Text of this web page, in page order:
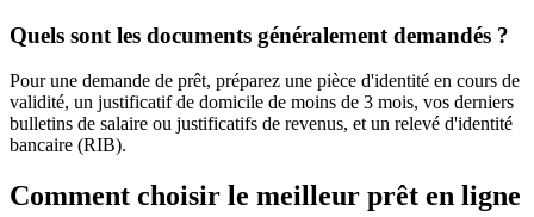
Quels sont les documents généralement demandés ?
Pour une demande de prêt, préparez une pièce d'identité en cours de
validité, un justificatif de domicile de moins de 3 mois, vos derniers
bulletins de salaire ou justificatifs de revenus, et un relevé d'identité
bancaire (RIB).
Comment choisir le meilleur prêt en ligne